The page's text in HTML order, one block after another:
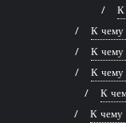
К
К чему
К чему
К чему
К
К чему